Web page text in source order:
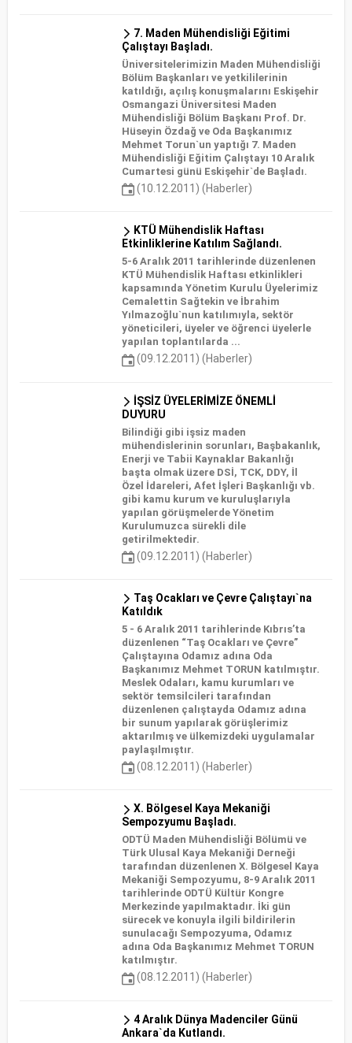
7. Maden Mühendisliği Eğitimi
Çalıştayı Başladı.
Üniversitelerimizin Maden Mühendisliği
Bölüm Başkanları ve yetkililerinin
katıldığı, açılış konuşmalarını Eskişehir
Osmangazi Üniversitesi Maden
Mühendisliği Bölüm Başkanı Prof. Dr.
Hüseyin Özdağ ve Oda Başkanımız
Mehmet Torun`un yaptığı 7. Maden
Mühendisliği Eğitim Çalıştayı 10 Aralık
Cumartesi günü Eskişehir`de Başladı.
(10.12.2011) (Haberler)
KTÜ Mühendislik Haftası
Etkinliklerine Katılım Sağlandı.
5-6 Aralık 2011 tarihlerinde düzenlenen
KTÜ Mühendislik Haftası etkinlikleri
kapsamında Yönetim Kurulu Üyelerimiz
Cemalettin Sağtekin ve İbrahim
Yılmazoğlu`nun katılımıyla, sektör
yöneticileri, üyeler ve öğrenci üyelerle
yapılan toplantılarda ...
(09.12.2011) (Haberler)
İŞSİZ ÜYELERİMİZE ÖNEMLİ
DUYURU
Bilindiği gibi işsiz maden
mühendislerinin sorunları, Başbakanlık,
Enerji ve Tabii Kaynaklar Bakanlığı
başta olmak üzere DSİ, TCK, DDY, İl
Özel İdareleri, Afet İşleri Başkanlığı vb.
gibi kamu kurum ve kuruluşlarıyla
yapılan görüşmelerde Yönetim
Kurulumuzca sürekli dile
getirilmektedir.
(09.12.2011) (Haberler)
Taş Ocakları ve Çevre Çalıştayı`na
Katıldık
5 - 6 Aralık 2011 tarihlerinde Kıbrıs’ta
düzenlenen “Taş Ocakları ve Çevre”
Çalıştayına Odamız adına Oda
Başkanımız Mehmet TORUN katılmıştır.
Meslek Odaları, kamu kurumları ve
sektör temsilcileri tarafından
düzenlenen çalıştayda Odamız adına
bir sunum yapılarak görüşlerimiz
aktarılmış ve ülkemizdeki uygulamalar
paylaşılmıştır.
(08.12.2011) (Haberler)
X. Bölgesel Kaya Mekaniği
Sempozyumu Başladı.
ODTÜ Maden Mühendisliği Bölümü ve
Türk Ulusal Kaya Mekaniği Derneği
tarafından düzenlenen X. Bölgesel Kaya
Mekaniği Sempozyumu, 8-9 Aralık 2011
tarihlerinde ODTÜ Kültür Kongre
Merkezinde yapılmaktadır. İki gün
sürecek ve konuyla ilgili bildirilerin
sunulacağı Sempozyuma, Odamız
adına Oda Başkanımız Mehmet TORUN
katılmıştır.
(08.12.2011) (Haberler)
4 Aralık Dünya Madenciler Günü
Ankara`da Kutlandı.